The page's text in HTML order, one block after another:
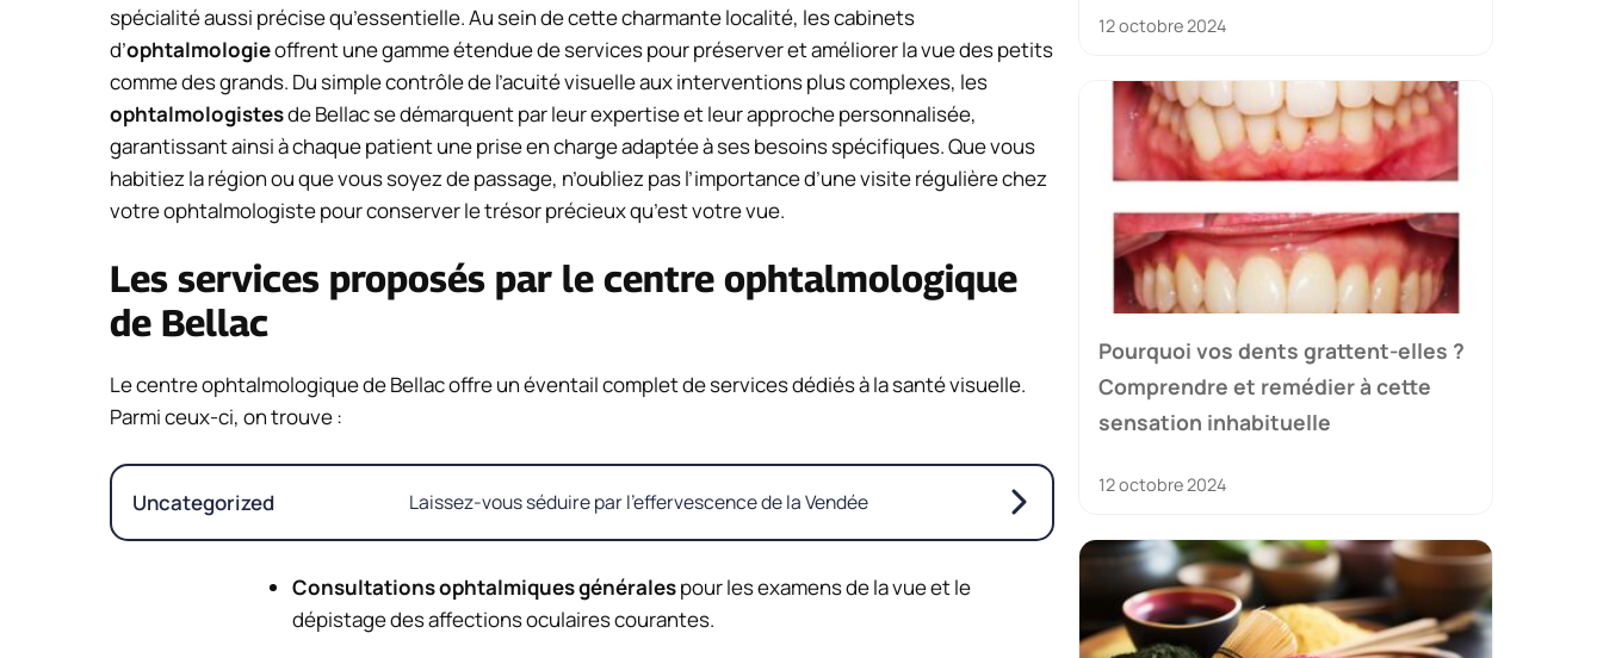
spécialité aussi précise qu’essentielle. Au sein de cette charmante localité, les cabinets
d’ophtalmologieoffrent une gamme étendue de services pour préserver et améliorer la vue des petits
comme des grands. Du simple contrôle de l’acuité visuelle aux interventions plus complexes, les
ophtalmologistesde Bellac se démarquent par leur expertise et leur approche personnalisée,
garantissant ainsi à chaque patient une prise en charge adaptée à ses besoins spécifiques. Que vous
habitiez la région ou que vous soyez de passage, n’oubliez pas l’importance d’une visite régulière chez
votre ophtalmologiste pour conserver le trésor précieux qu’est votre vue.
Les services proposés par le centre ophtalmologique
de Bellac
Le centre ophtalmologique de Bellac offre un éventail complet de services dédiés à la santé visuelle.
Parmi ceux-ci, on trouve :
Uncategorized Laissez-vous séduire par l’effervescence de la Vendée
Consultations ophtalmiques généralespour les examens de la vue et le
dépistage des affections oculaires courantes.
12 octobre 2024
Pourquoi vos dents grattent-elles ?
Comprendre et remédier à cette
sensation inhabituelle
12 octobre 2024